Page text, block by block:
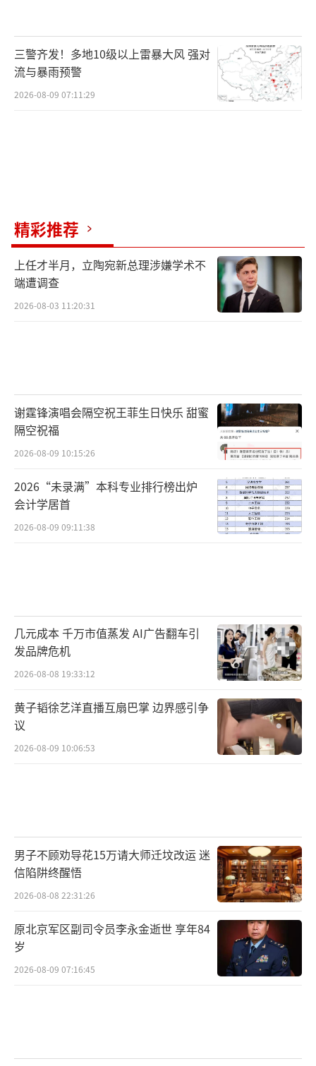
三警齐发！多地10级以上雷暴大风 强对
流与暴雨预警
2026-08-09 07:11:29
精彩推荐
上任才半月，立陶宛新总理涉嫌学术不
端遭调查
2026-08-03 11:20:31
谢霆锋演唱会隔空祝王菲生日快乐 甜蜜
隔空祝福
2026-08-09 10:15:26
2026“未录满”本科专业排行榜出炉
会计学居首
2026-08-09 09:11:38
几元成本 千万市值蒸发 AI广告翻车引
发品牌危机
2026-08-08 19:33:12
黄子韬徐艺洋直播互扇巴掌 边界感引争
议
2026-08-09 10:06:53
男子不顾劝导花15万请大师迁坟改运 迷
信陷阱终醒悟
2026-08-08 22:31:26
原北京军区副司令员李永金逝世 享年84
岁
2026-08-09 07:16:45